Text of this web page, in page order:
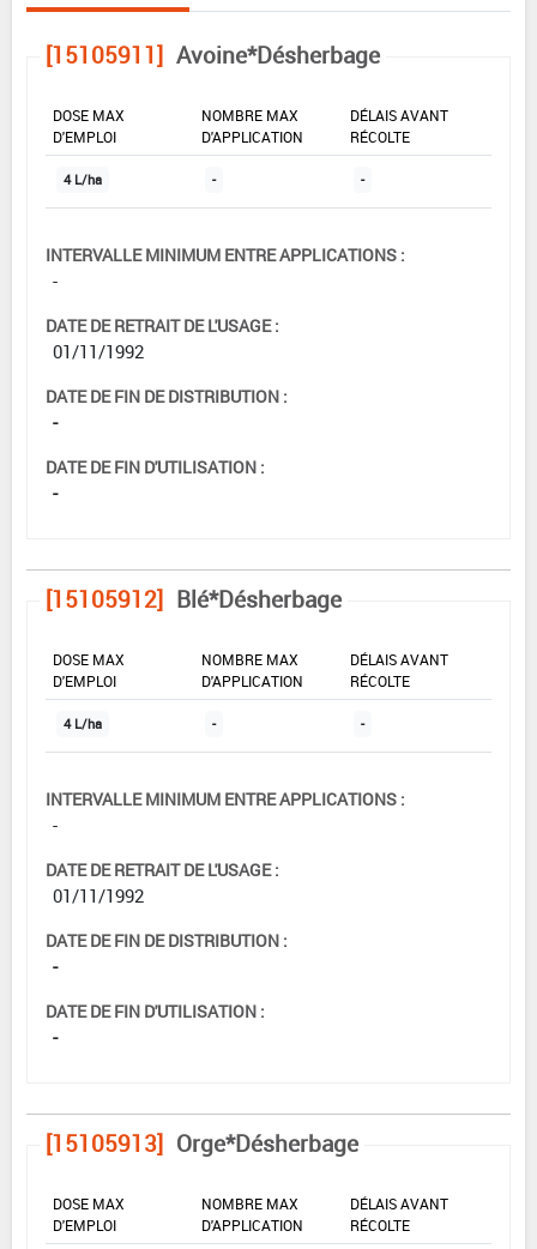
[15105911] Avoine*Désherbage
DOSE MAX
D'EMPLOI
NOMBRE MAX
D'APPLICATION
DÉLAIS AVANT
RÉCOLTE
4 L/ha - -
INTERVALLE MINIMUM ENTRE APPLICATIONS :
-
DATE DE RETRAIT DE L'USAGE :
01/11/1992
DATE DE FIN DE DISTRIBUTION :
-
DATE DE FIN D'UTILISATION :
-
[15105912] Blé*Désherbage
DOSE MAX
D'EMPLOI
NOMBRE MAX
D'APPLICATION
DÉLAIS AVANT
RÉCOLTE
4 L/ha - -
INTERVALLE MINIMUM ENTRE APPLICATIONS :
-
DATE DE RETRAIT DE L'USAGE :
01/11/1992
DATE DE FIN DE DISTRIBUTION :
-
DATE DE FIN D'UTILISATION :
-
[15105913] Orge*Désherbage
DOSE MAX
D'EMPLOI
NOMBRE MAX
D'APPLICATION
DÉLAIS AVANT
RÉCOLTE